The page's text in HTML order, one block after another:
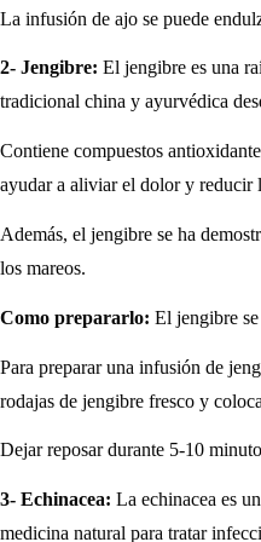
La infusión de ajo se puede
2- Jengibre: El jengibre es una
tradicional china y ayurvédica
Contiene compuestos
ayudar a aliviar el dolor y reducir
Además, el jengibre se ha
los mareos.
Como prepararlo: El jengibre
Para preparar una infusión de
rodajas de jengibre fresco y
Dejar reposar durante 5-10
3- Echinacea: La echinacea es
medicina natural para tratar